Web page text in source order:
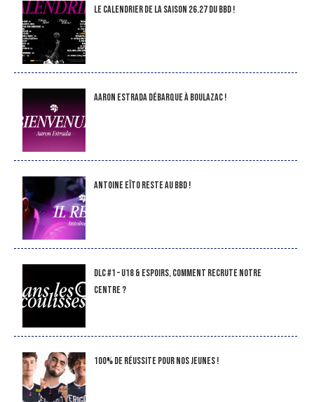
LE CALENDRIER DE LA SAISON 26.27 DU BBD !
Aaron Estrada débarque à Boulazac !
Antoine Eïto reste au BBD !
DLC #1 – U18 & Espoirs, comment recrute notre
Centre ?
100% de réussite pour nos jeunes !